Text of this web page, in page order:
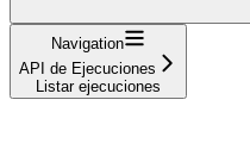
Navigation
API de Ejecuciones
Listar ejecuciones